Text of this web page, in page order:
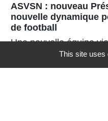
ASVSN : nouveau
nouvelle dynamique
de football
Une nouvelle équipe
portée à la tête de
renouvellement du
This site uses